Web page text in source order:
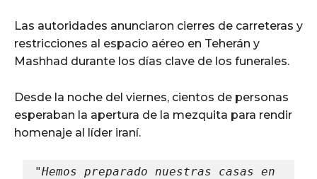
Las autoridades anunciaron cierres de carreteras y
restricciones al espacio aéreo en Teherán y
Mashhad durante los días clave de los funerales.
Desde la noche del viernes, cientos de personas
esperaban la apertura de la mezquita para rendir
homenaje al líder iraní.
"Hemos preparado nuestras casas en